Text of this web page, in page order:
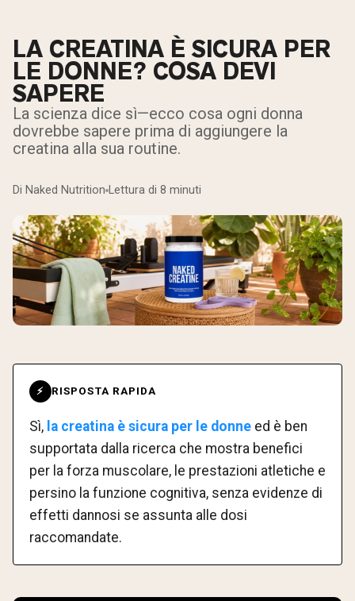
LA CREATINA È SICURA PER
LE DONNE? COSA DEVI
SAPERE
La scienza dice sì—ecco cosa ogni donna
dovrebbe sapere prima di aggiungere la
creatina alla sua routine.
Di Naked Nutrition Lettura di 8 minuti
⚡ RISPOSTA RAPIDA
Sì, la creatina è sicura per le donne ed è ben
supportata dalla ricerca che mostra benefici
per la forza muscolare, le prestazioni atletiche e
persino la funzione cognitiva, senza evidenze di
effetti dannosi se assunta alle dosi
raccomandate.